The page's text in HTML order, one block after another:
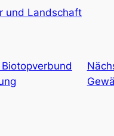
und Landschaft
Biotopverbund